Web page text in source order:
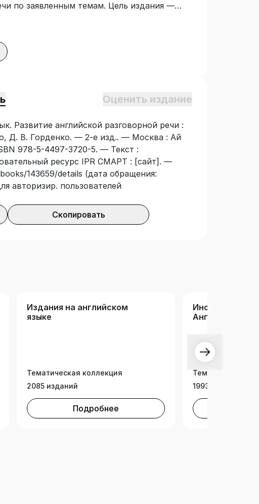
по заявленным темам. Цель издания —
работы студентов с целью
факультетов. Учебное пособие
Федерального государственного
Оценить издание
Развитие английской разговорной речи :
Д. В. Горденко. — 2-е изд.. — Москва : Ай
978-5-4497-3720-5. — Текст :
ресурс IPR СМАРТ : [сайт]. —
143659/details (дата обращения:
авторизир. пользователей
Скопировать
Издания на английском
языке
Тематическая коллекция
2085 изданий
Подробнее
Иностранные
Английский
Тематическая
1993 издания